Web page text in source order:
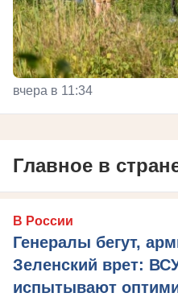
вчера в 11:34
Главное в
В России
Генералы бегут,
Зеленский врет:
испытывают